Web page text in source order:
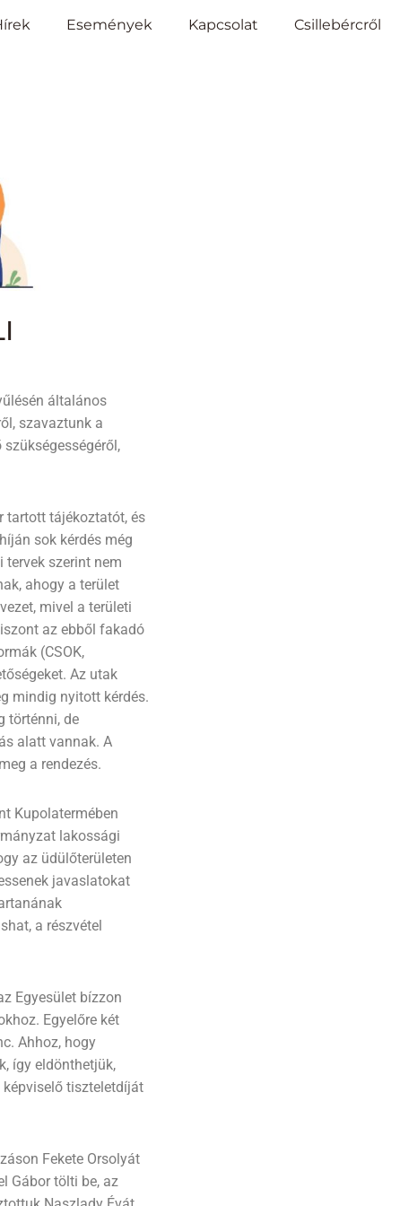
Események Kapcsolat Csillebércről
általános
szavaztunk a
tartott tájékoztatót, és
sok kérdés még
tervek szerint nem
ahogy a terület
mivel a területi
az ebből fakadó
(CSOK,
Az utak
mindig nyitott kérdés.
történni, de
alatt vannak. A
a rendezés.
Kupolatermében
lakossági
az üdülőterületen
javaslatokat
a részvétel
Egyesület bízzon
Egyelőre két
Ahhoz, hogy
így eldönthetjük,
tiszteletdíját
Fekete Orsolyát
Gábor tölti be, az